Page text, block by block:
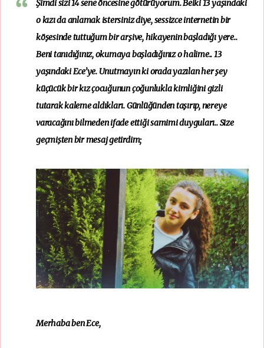
Şimdi sizi 14 sene öncesine götürüyorum. Belki 13 yaşındaki
o kızı da anlamak istersiniz diye, sessizce internetin bir
köşesinde tuttuğum bir arşive, hikayenin başladığı yere..
Beni tanıdığınız, okumaya başladığınız o halime.. 13
yaşındaki Ece’ye. Unutmayın ki orada yazılan her şey
küçücük bir kız çocuğunun çoğunlukla kimliğini gizli
tutarak kaleme aldıkları. Günlüğünden taşırıp, nereye
varacağını bilmeden ifade ettiği samimi duyguları.. Size
geçmişten bir mesaj getirdim;
Merhaba ben Ece,